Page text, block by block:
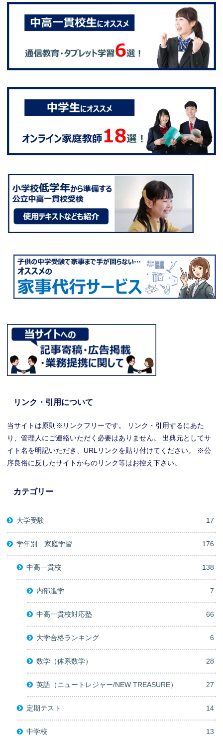
リンク・引用について
当サイトは原則※リンクフリーです。 リンク・引用するにあた
り、管理人にご連絡いただく必要はありません。 出典元としてサ
イト名を明記いただき、URLリンクを貼り付けてください。 ※公
序良俗に反したサイトからのリンク等はお控え下さい。
カテゴリー
大学受験 17
学年別 家庭学習 176
中高一貫校 138
内部進学 7
中高一貫校対応塾 66
大学合格ランキング 6
数学（体系数学） 28
英語（ニュートレジャー/NEW TREASURE） 27
定期テスト 14
中学校 13